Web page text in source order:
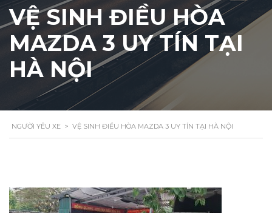
VỆ SINH ĐIỀU HÒA
MAZDA 3 UY TÍN TẠI
HÀ NỘI
NGƯỜI YÊU XE > VỆ SINH ĐIỀU HÒA MAZDA 3 UY TÍN TẠI HÀ NỘI